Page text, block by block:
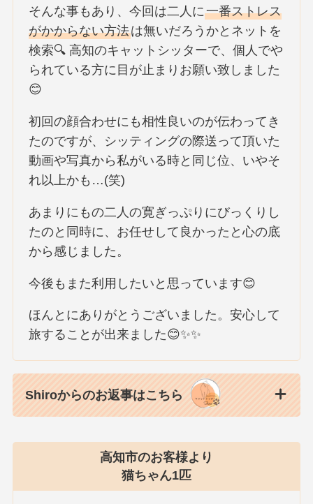
そんな事もあり、今回は二人に一番ストレス
がかからない方法は無いだろうかとネットを
検索🔍 高知のキャットシッターで、個人でや
られている方に目が止まりお願い致しました
😊
初回の顔合わせにも相性良いのが伝わってき
たのですが、シッティングの際送って頂いた
動画や写真から私がいる時と同じ位、いやそ
れ以上かも…(笑)
あまりにもの二人の寛ぎっぷりにびっくりし
たのと同時に、お任せして良かったと心の底
から感じました。
今後もまた利用したいと思っています😊
ほんとにありがとうございました。安心して
旅することが出来ました😊✨✨
Shiroからのお返事はこちら
高知市のお客様より
猫ちゃん1匹